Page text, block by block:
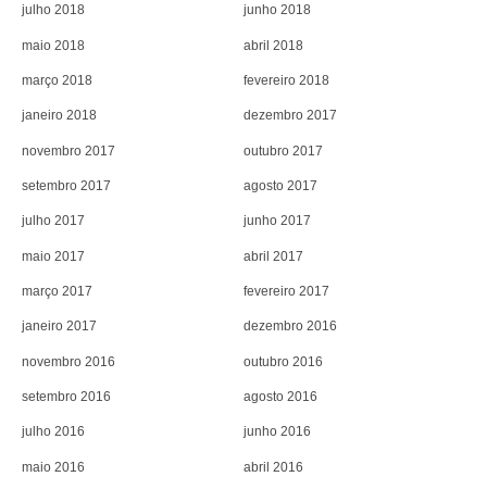
julho 2018 junho 2018
maio 2018 abril 2018
março 2018 fevereiro 2018
janeiro 2018 dezembro 2017
novembro 2017 outubro 2017
setembro 2017 agosto 2017
julho 2017 junho 2017
maio 2017 abril 2017
março 2017 fevereiro 2017
janeiro 2017 dezembro 2016
novembro 2016 outubro 2016
setembro 2016 agosto 2016
julho 2016 junho 2016
maio 2016 abril 2016